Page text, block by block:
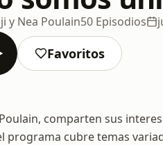
y Nea Poulain50 Episodios
Favoritos
comparten sus
programa cubre temas